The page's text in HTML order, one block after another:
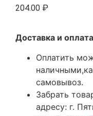
204.00 ₽
Доставка и
Оплатить
самовывоз.
Забрать
адресу: г.